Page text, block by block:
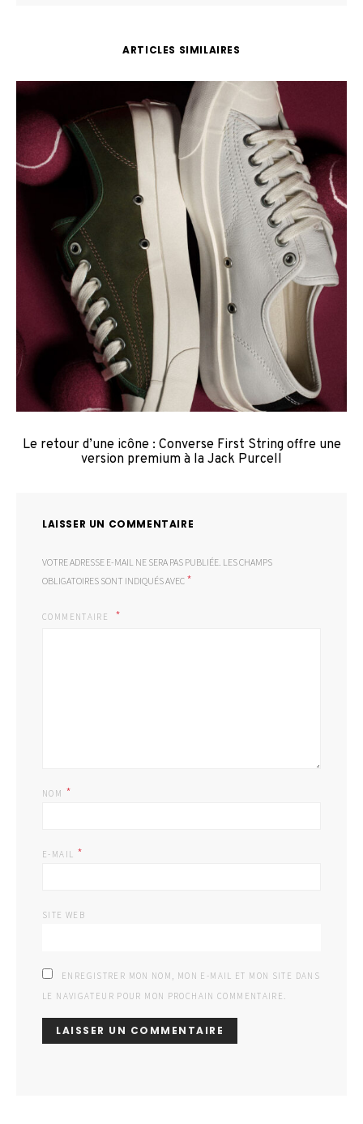
ARTICLES SIMILAIRES
Le retour d’une icône : Converse First String offre une
version premium à la Jack Purcell
LAISSER UN COMMENTAIRE
VOTRE ADRESSE E-MAIL NE SERA PAS PUBLIÉE. LES CHAMPS
OBLIGATOIRES SONT INDIQUÉS AVEC *
COMMENTAIRE
NOM *
E-MAIL *
SITE WEB
ENREGISTRER MON NOM, MON E-MAIL ET MON SITE DANS
LE NAVIGATEUR POUR MON PROCHAIN COMMENTAIRE.